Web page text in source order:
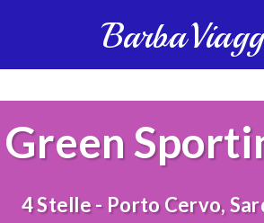
Green
4 Stelle - Porto Cervo,